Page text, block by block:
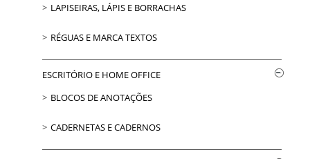
LAPISEIRAS, LÁPIS E BORRACHAS
RÉGUAS E MARCA TEXTOS
ESCRITÓRIO E HOME OFFICE
BLOCOS DE ANOTAÇÕES
CADERNETAS E CADERNOS